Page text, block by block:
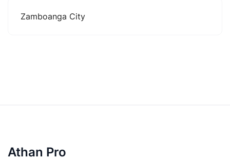
Zamboanga City
Athan Pro